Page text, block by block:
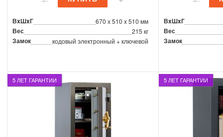
ВxШxГ 670 x 510 x 510 мм
Вес 215 кг
Замок кодовый электронный + ключевой
ВxШxГ
Вес
Замок
5 ЛЕТ ГАРАНТИИ 5 ЛЕТ ГАРАНТИИ